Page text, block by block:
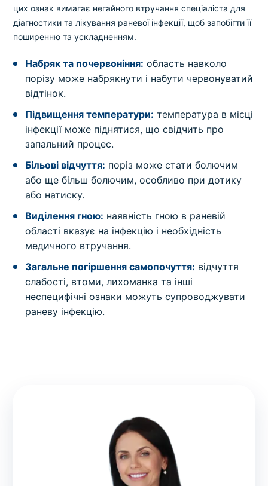
цих ознак вимагає негайного втручання спеціаліста для
діагностики та лікування раневої інфекції, щоб запобігти її
поширенню та ускладненням.
Набряк та почервоніння: область навколо
порізу може набрякнути і набути червонуватий
відтінок.
Підвищення температури: температура в місці
інфекції може піднятися, що свідчить про
запальний процес.
Більові відчуття: поріз може стати болючим
або ще більш болючим, особливо при дотику
або натиску.
Виділення гною: наявність гною в раневій
області вказує на інфекцію і необхідність
медичного втручання.
Загальне погіршення самопочуття: відчуття
слабості, втоми, лихоманка та інші
неспецифічні ознаки можуть супроводжувати
раневу інфекцію.